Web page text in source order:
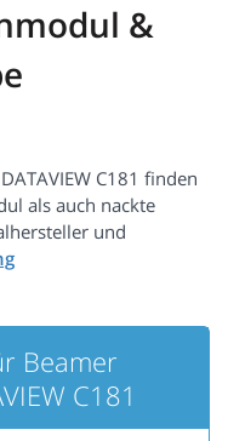
&
C181 finden
als auch nackte
und
Beamer
C181